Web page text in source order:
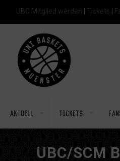
UBC Mitglied werden Tickets
Aktuell Tickets
UBC/SCM